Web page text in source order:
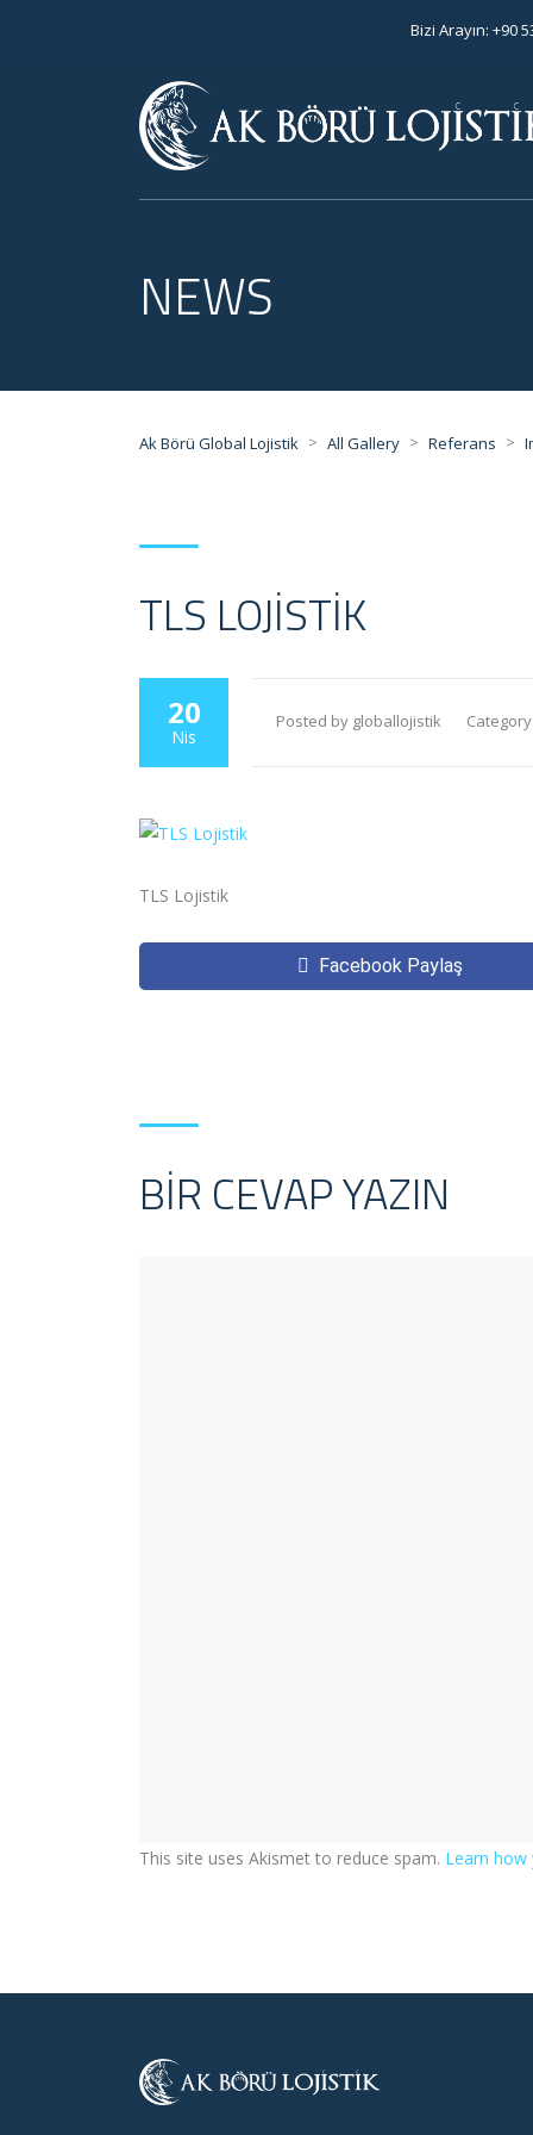
Bizi Arayın: +90
NEWS
Ak Börü Global Lojistik > All Gallery > Referans >
TLS LOJISTIK
20
Nis
Posted by globallojistik Category:
TLS Lojistik
Facebook Paylaş
BIR CEVAP YAZIN
This site uses Akismet to reduce spam. Learn how